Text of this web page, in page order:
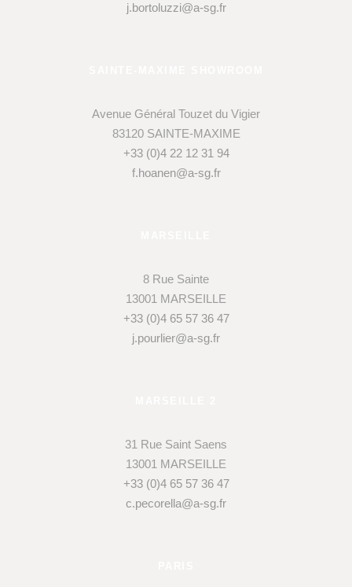
j.bortoluzzi@a-sg.fr
Avenue Général Touzet du Vigier
83120 SAINTE-MAXIME
+33 (0)4 22 12 31 94
f.hoanen@a-sg.fr
8 Rue Sainte
13001 MARSEILLE
+33 (0)4 65 57 36 47
j.pourlier@a-sg.fr
31 Rue Saint Saens
13001 MARSEILLE
+33 (0)4 65 57 36 47
c.pecorella@a-sg.fr